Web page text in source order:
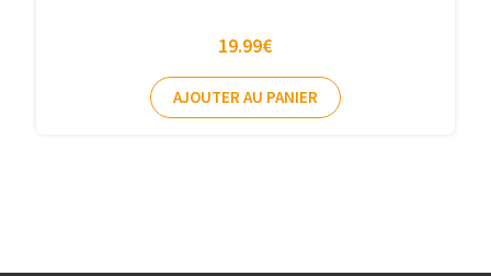
19.99€
AJOUTER AU PANIER